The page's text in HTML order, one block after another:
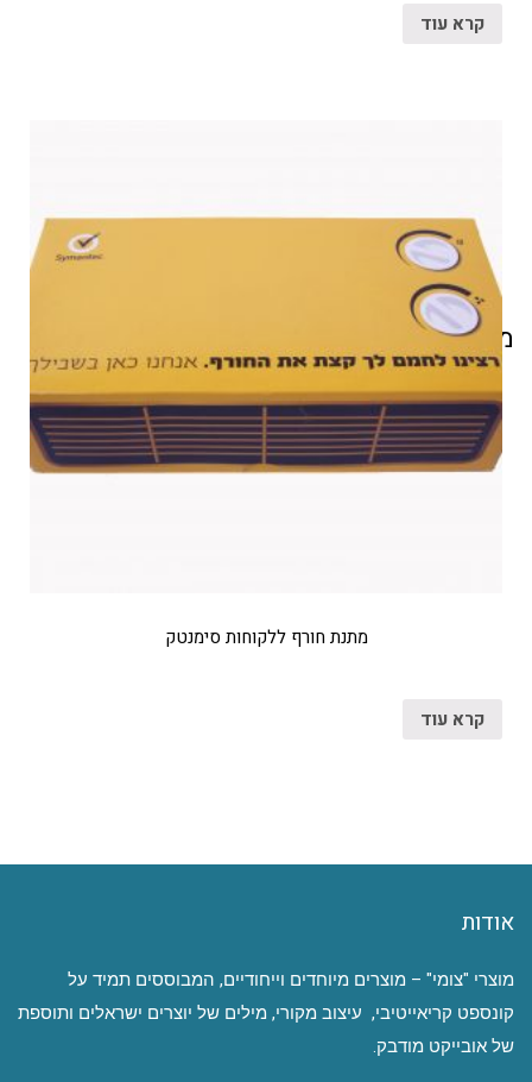
מוצרים קשורים
קרא עוד
מתנת חורף ללקוחות סימנטק
קרא עוד
אודות
מוצרי "צומי" – מוצרים מיוחדים וייחודיים, המבוססים תמיד על
קונספט קריאייטיבי, עיצוב מקורי, מילים של יוצרים ישראלים ותוספת
של אובייקט מודבק.